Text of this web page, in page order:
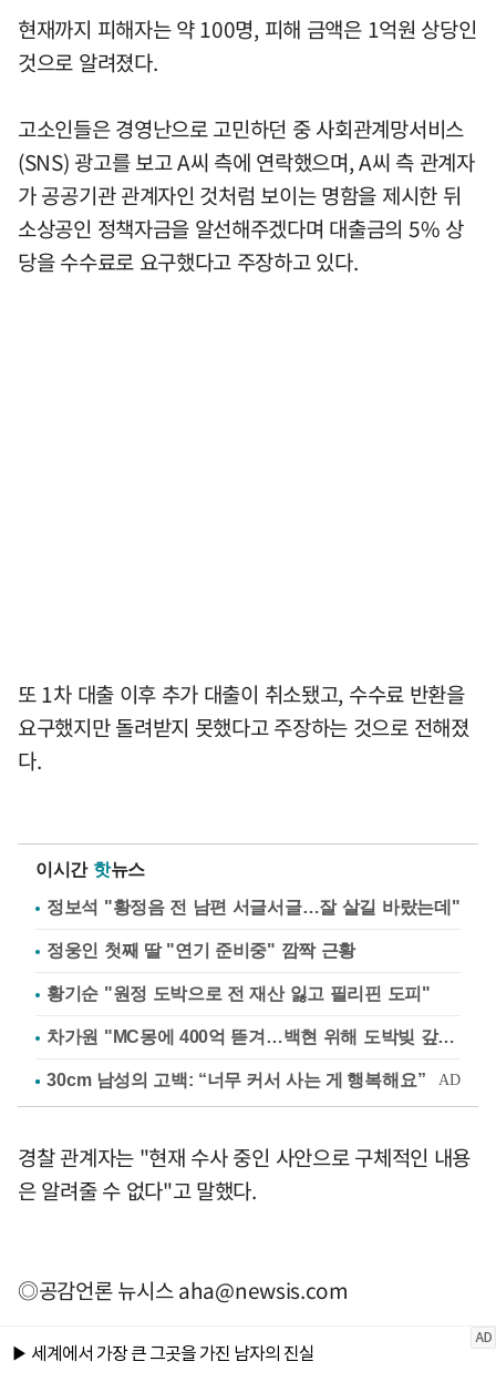
현재까지 피해자는 약 100명, 피해 금액은 1억원 상당인
것으로 알려졌다.
고소인들은 경영난으로 고민하던 중 사회관계망서비스
(SNS) 광고를 보고 A씨 측에 연락했으며, A씨 측 관계자
가 공공기관 관계자인 것처럼 보이는 명함을 제시한 뒤
소상공인 정책자금을 알선해주겠다며 대출금의 5% 상
당을 수수료로 요구했다고 주장하고 있다.
또 1차 대출 이후 추가 대출이 취소됐고, 수수료 반환을
요구했지만 돌려받지 못했다고 주장하는 것으로 전해졌
다.
이시간 핫뉴스
정보석 "황정음 전 남편 서글서글…잘 살길 바랐는데"
정웅인 첫째 딸 "연기 준비중" 깜짝 근황
황기순 "원정 도박으로 전 재산 잃고 필리핀 도피"
차가원 "MC몽에 400억 뜯겨…백현 위해 도박빚 갚아줘"
경찰 관계자는 "현재 수사 중인 사안으로 구체적인 내용
은 알려줄 수 없다"고 말했다.
◎공감언론 뉴시스aha@newsis.com